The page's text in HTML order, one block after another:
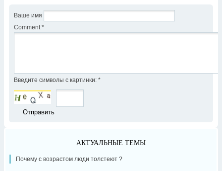
Ваше имя
Comment *
Введите символы с картинки: *
АКТУАЛЬНЫЕ ТЕМЫ
Почему с возрастом люди толстеют ?